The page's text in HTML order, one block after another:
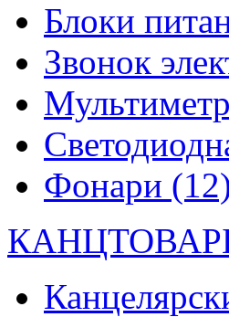
Блоки
Звонок
Фонари